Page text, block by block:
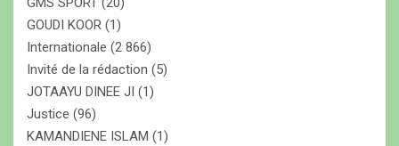
GOUDI KOOR (1)
Internationale (2 866)
Invité de la rédaction (5)
JOTAAYU DINEE JI (1)
Justice (96)
KAMANDIENE ISLAM (1)